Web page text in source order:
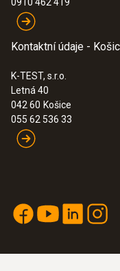
205,41€
Kontaktní údaje -
K-TEST, s.r.o.
Letná 40
042 60 Košice
055 62 536 33